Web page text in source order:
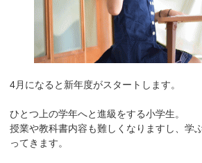
4月になると新年度がスタートします。
ひとつ上の学年へと進級をする小学生。
授業や教科書内容も難しくなりますし、学
ってきます。